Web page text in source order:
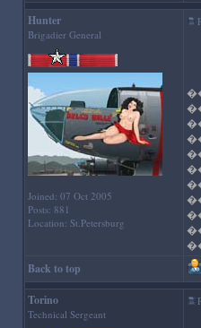
Hunter
Brigadier General
Joined: 07 Oct 2005
Posts: 881
Location: St.Petersburg
Back to top
Torino
Technical Sergeant